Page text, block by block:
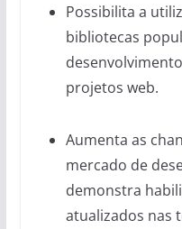
Possibilita a
bibliotecas
projetos web.
Aumenta as
mercado de
demonstra
atualizados nas